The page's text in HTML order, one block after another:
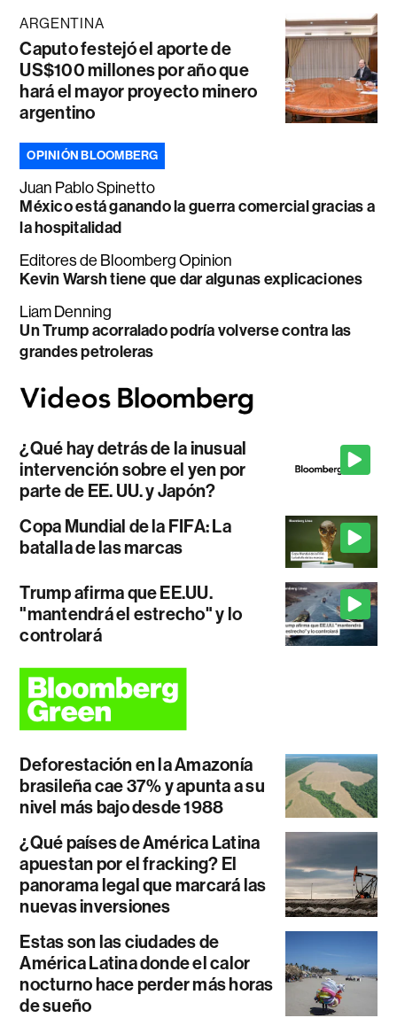
ARGENTINA
Caputo festejó el aporte de
US$100 millones por año que
hará el mayor proyecto minero
argentino
OPINIÓN BLOOMBERG
Juan Pablo Spinetto
México está ganando la guerra comercial gracias a
la hospitalidad
Editores de Bloomberg Opinion
Kevin Warsh tiene que dar algunas explicaciones
Liam Denning
Un Trump acorralado podría volverse contra las
grandes petroleras
¿Qué hay detrás de la inusual
intervención sobre el yen por
parte de EE. UU. y Japón?
Copa Mundial de la FIFA: La
batalla de las marcas
Trump afirma que EE.UU.
"mantendrá el estrecho" y lo
controlará
Deforestación en la Amazonía
brasileña cae 37% y apunta a su
nivel más bajo desde 1988
¿Qué países de América Latina
apuestan por el fracking? El
panorama legal que marcará las
nuevas inversiones
Estas son las ciudades de
América Latina donde el calor
nocturno hace perder más horas
de sueño